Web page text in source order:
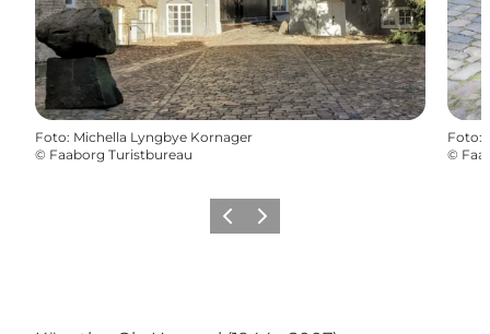
Foto: Michella Lyngbye Kornager
© Faaborg Turistbureau
Foto:
©
ZurückWeiter